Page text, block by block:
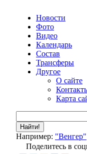
Новости
Фото
Видео
Календарь
Состав
Трансферы
Другое
О сайте
Карта
Найти!
Например: "Венгер"
Поделитесь в